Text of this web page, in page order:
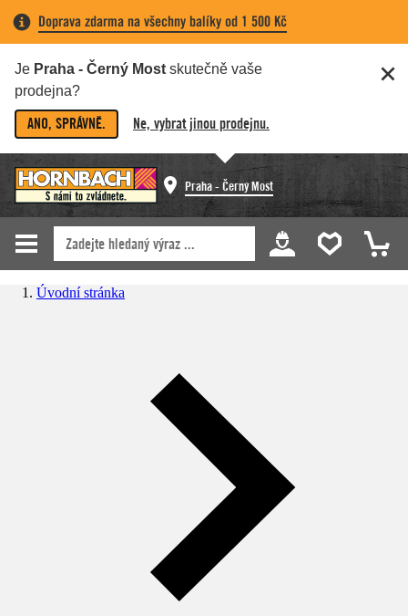
Doprava zdarma na všechny balíky od 1 500 Kč
Je Praha - Černý Most skutečně vaše
prodejna?
ANO, SPRÁVNĚ. Ne, vybrat jinou prodejnu.
Praha - Černý Most
Úvodní stránka